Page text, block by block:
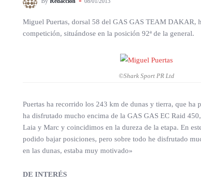
Miguel Puertas, dorsal 58 del GAS GAS TEAM DAKAR,
competición, situándose en la posición 92ª de la general.
©Shark Sport PR Ltd
Puertas ha recorrido los 243 km de dunas y tierra, que
ha disfrutado mucho encima de la GAS GAS EC Raid
Laia y Marc y coincidimos en la dureza de la etapa. En
podido bajar posiciones, pero sobre todo he disfrutado
en las dunas, estaba muy motivado»
DE INTERÉS